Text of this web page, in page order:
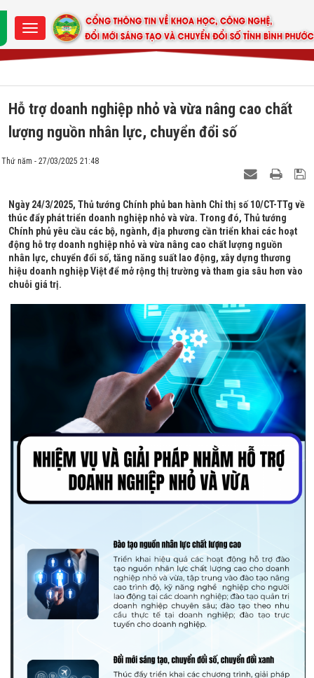
Hỗ trợ doanh nghiệp nhỏ và vừa nâng cao chất
lượng nguồn nhân lực, chuyển đổi số
Thứ năm - 27/03/2025 21:48
Ngày 24/3/2025, Thủ tướng Chính phủ ban hành Chỉ thị số 10/CT-TTg về
thúc đẩy phát triển doanh nghiệp nhỏ và vừa. Trong đó, Thủ tướng
Chính phủ yêu cầu các bộ, ngành, địa phương cần triển khai các hoạt
động hỗ trợ doanh nghiệp nhỏ và vừa nâng cao chất lượng nguồn
nhân lực, chuyển đổi số, tăng năng suất lao động, xây dựng thương
hiệu doanh nghiệp Việt để mở rộng thị trường và tham gia sâu hơn vào
chuỗi giá trị.